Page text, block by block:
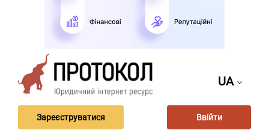
UA
Зареєструватися Ввійти